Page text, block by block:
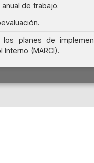
de trabajo.
los planes de
(MARCI).